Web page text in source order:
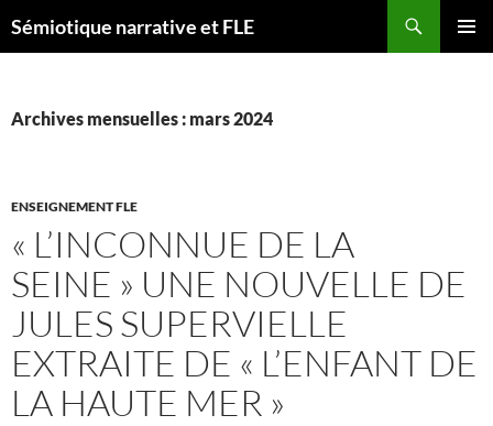
auSémiotique narrative et FLE
Archives mensuelles : mars 2024
ENSEIGNEMENT FLE
« L’INCONNUE DE LA
SEINE » UNE NOUVELLE DE
JULES SUPERVIELLE
EXTRAITE DE « L’ENFANT DE
LA HAUTE MER »